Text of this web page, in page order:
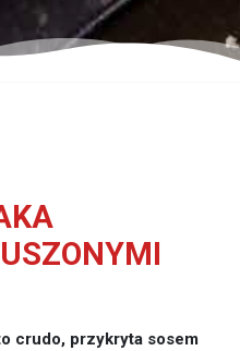
crudo, przykryta sosem